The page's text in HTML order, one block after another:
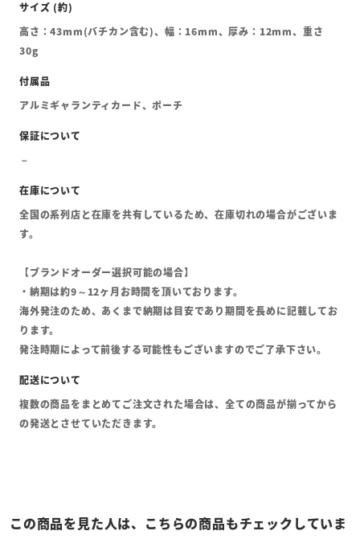
高さ：43mm(バチカン含む)、幅：16mm、厚み：12mm、重さ
30g
アルミギャランティカード、ポーチ
全国の系列店と在庫を共有しているため、在庫切れの場合がございま
す。
【ブランドオーダー選択可能の場合】
・納期は約9～12ヶ月お時間を頂いております。
海外発注のため、あくまで納期は目安であり期間を長めに記載してお
ります。
発注時期によって前後する可能性もございますのでご了承下さい。
複数の商品をまとめてご注文された場合は、全ての商品が揃ってから
の発送とさせていただきます。
この商品を見た人は、こちらの商品もチェックしていま